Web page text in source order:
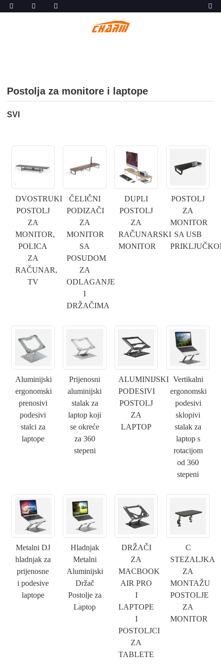
Postolja za monitore i laptope
SVI
DVOSTRUKI
POSTOLJ
ZA
MONITOR,
POLICA
ZA
RAČUNAR,
TV
ČELIČNI
PODIZAČI
ZA
MONITOR
SA
POSUDOM
ZA
ODLAGANJE
I
DRŽAČIMA
DUPLI
POSTOLJ
ZA
RAČUNARSKI
MONITOR
POSTOLJ
ZA
MONITOR
SA USB
Aluminijski
ergonomski
prenosivi
podesivi
stalci za
laptope
Prijenosni
aluminijski
stalak za
laptop koji
se okreće
za 360
stepeni
ALUMINIJSKI
PODESIVI
POSTOLJ
ZA
LAPTOP
Vertikalni
ergonomski
podesivi
sklopivi
stalak za
laptop s
rotacijom
od 360
stepeni
Metalni DJ
hladnjak za
prijenosne
i podesive
laptope
Hladnjak
Metalni
Aluminijski
Držač
Postolje za
Laptop
DRŽAČI
ZA
MACBOOK
AIR PRO
I
LAPTOPE
I
POSTOLJCI
ZA
TABLETE
C
STEZALJKA
ZA
MONTAŽU
POSTOLJE
ZA
MONITOR
×
IZABERITE SVOJ IDENTITET
×
Molimo Vas da unesete svoju trenutnu poslovnu email
×
PODNESITE ZAHTJEV
×